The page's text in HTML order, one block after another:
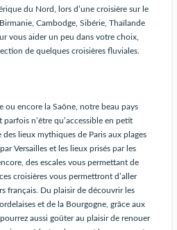
du Nord, lors d’une croisière sur le
Cambodge, Sibérie, Thaïlande
vous aider un peu dans votre choix,
de quelques croisières fluviales.
ou encore la Saône, notre beau pays
n’être qu’accessible en petit
lieux mythiques de Paris aux plages
Versailles et les lieux prisés par les
des escales vous permettant de
croisières vous permettront d’aller
français. Du plaisir de découvrir les
et de la Bourgogne, grâce aux
aussi goûter au plaisir de renouer